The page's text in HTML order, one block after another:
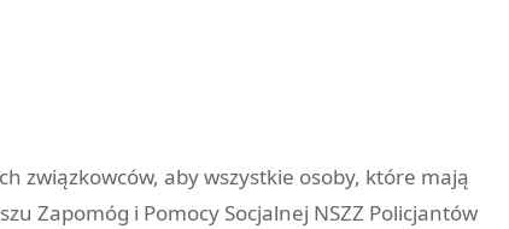
związkowców, aby wszystkie osoby, które mają
Zapomóg i Pomocy Socjalnej NSZZ Policjantów